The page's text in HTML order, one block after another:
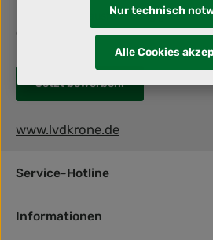
Berufliche Herausforderung gesucht?
deiner Zukunft!
Jetzt bewerben!
www.lvdkrone.de
Service-Hotline
Informationen
Nur technisch
Alle Cookies